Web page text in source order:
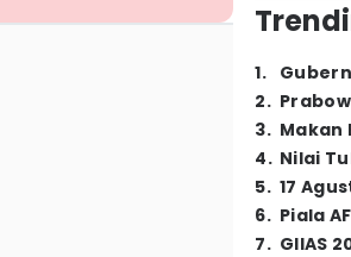
1.
2.
3. Makan
4. Nilai
5. 17
6. Piala
7. GIIAS